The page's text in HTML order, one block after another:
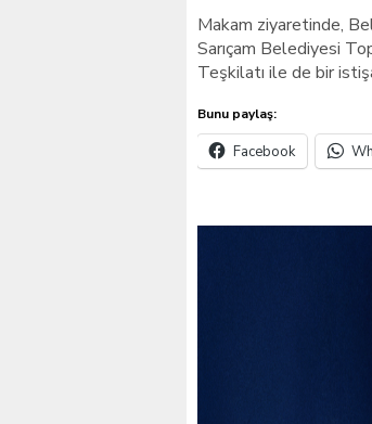
Makam ziyaretinde,
Sarıçam Belediyesi
Teşkilatı ile de bir
Bunu paylaş:
Facebook